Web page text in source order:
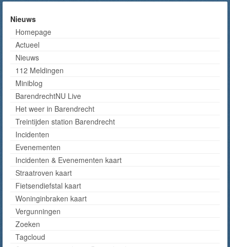
Nieuws
Homepage
Actueel
Nieuws
112 Meldingen
Miniblog
BarendrechtNU Live
Het weer in Barendrecht
Treintijden station Barendrecht
Incidenten
Evenementen
Incidenten & Evenementen kaart
Straatroven kaart
Fietsendiefstal kaart
Woninginbraken kaart
Vergunningen
Zoeken
Tagcloud